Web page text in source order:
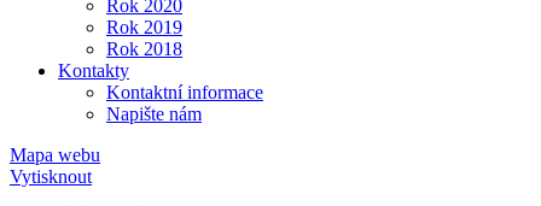
Rok 2020
Rok 2019
Rok 2018
Kontakty
Kontaktní informace
Napište nám
Mapa webu
Vytisknout